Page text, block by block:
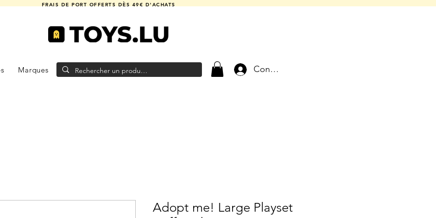
FRAIS DE PORT OFFERTS DÈS 49€ D'ACHATS
Marques Connexion
Adopt me! Large Playset